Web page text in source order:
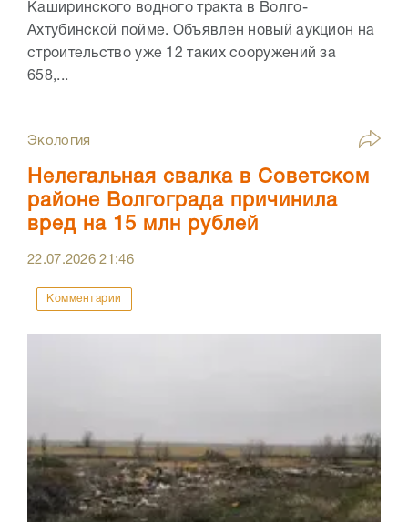
Каширинского водного тракта в Волго-
Ахтубинской пойме. Объявлен новый аукцион на
строительство уже 12 таких сооружений за
658,...
Экология
Нелегальная свалка в Советском
районе Волгограда причинила
вред на 15 млн рублей
22.07.202621:46
Комментарии